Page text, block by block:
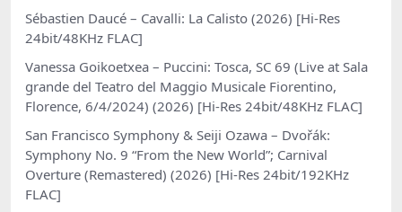
Sébastien Daucé – Cavalli: La Calisto (2026) [Hi-Res
24bit/48KHz FLAC]
Vanessa Goikoetxea – Puccini: Tosca, SC 69 (Live at Sala
grande del Teatro del Maggio Musicale Fiorentino,
Florence, 6/4/2024) (2026) [Hi-Res 24bit/48KHz FLAC]
San Francisco Symphony & Seiji Ozawa – Dvořák:
Symphony No. 9 “From the New World”; Carnival
Overture (Remastered) (2026) [Hi-Res 24bit/192KHz
FLAC]